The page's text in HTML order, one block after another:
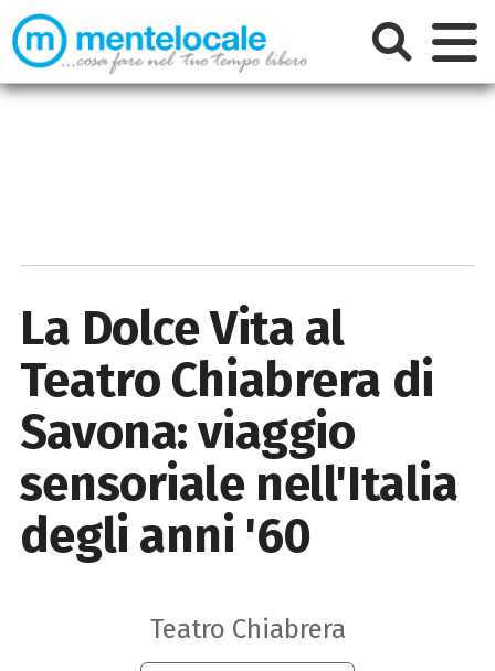
La Dolce Vita al
Teatro Chiabrera di
Savona: viaggio
sensoriale nell'Italia
degli anni '60
Teatro Chiabrera